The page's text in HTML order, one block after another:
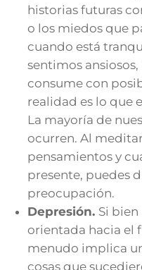
historias futuras
o los miedos que
cuando está
sentimos
consume con
realidad es lo que
La mayoría de
ocurren. Al
pensamientos y
presente, puedes
preocupación.
Depresión. Si bien
orientada hacia el
menudo implica
cosas que